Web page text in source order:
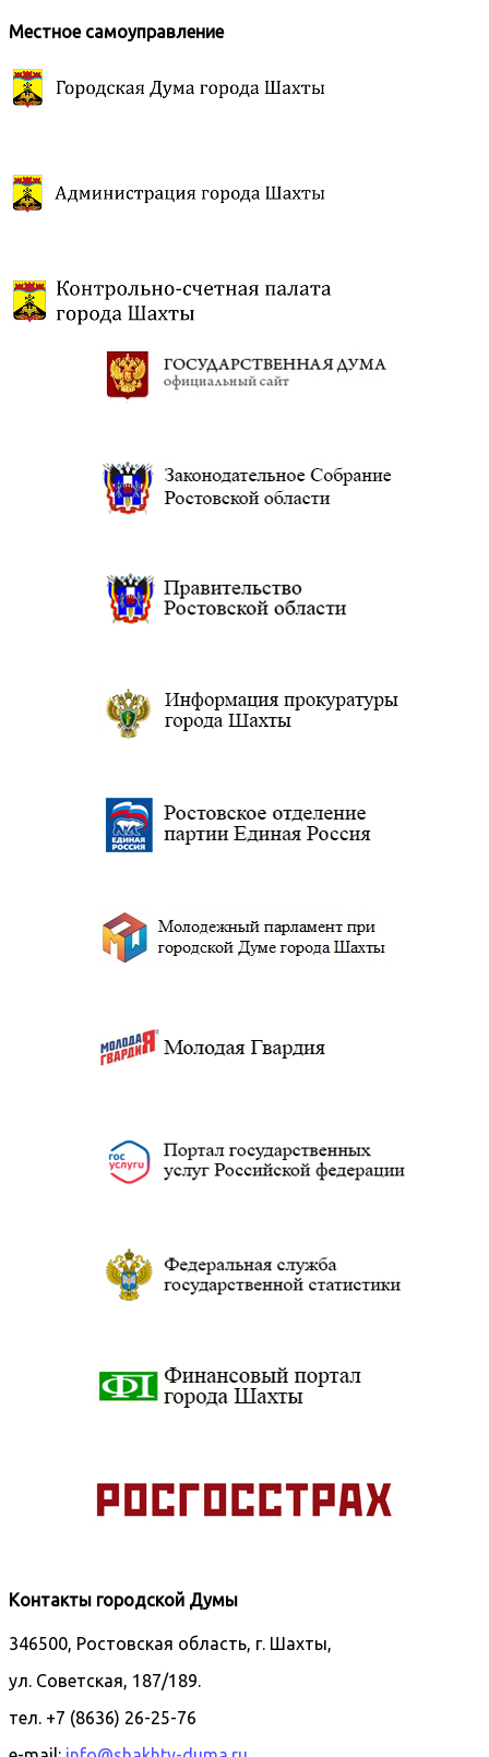
Местное самоуправление
Контакты городской Думы
346500, Ростовская область, г. Шахты,
ул. Советская, 187/189.
тел. +7 (8636) 26-25-76